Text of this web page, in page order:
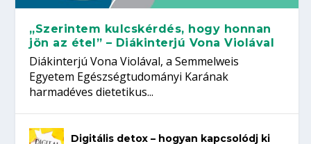
„Szerintem kulcskérdés, hogy honnan
jön az étel” – Diákinterjú Vona Violával
Diákinterjú Vona Violával, a Semmelweis
Egyetem Egészségtudományi Karának
harmadéves dietetikus...
Digitális detox – hogyan kapcsolódj ki